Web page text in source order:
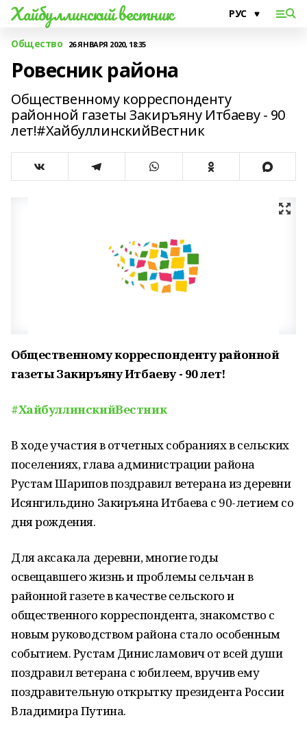
Хайбуллинский вестник
Общество 26 ЯНВАРЯ 2020, 18:35
Ровесник района
Общественному корреспонденту
районной газеты Закиръяну Итбаеву - 90
лет!#ХайбуллинскийВестник
Общественному корреспонденту районной
газеты Закиръяну Итбаеву - 90 лет!
#ХайбуллинскийВестник
В ходе участия в отчетных собраниях в сельских
поселениях, глава администрации района
Рустам Шарипов поздравил ветерана из деревни
Исянгильдино Закиръяна Итбаева с 90-летием со
дня рождения.
Для аксакала деревни, многие годы
освещавшего жизнь и проблемы сельчан в
районной газете в качестве сельского и
общественного корреспондента, знакомство с
новым руководством района стало особенным
событием. Рустам Динисламович от всей души
поздравил ветерана с юбилеем, вручив ему
поздравительную открытку президента России
Владимира Путина.